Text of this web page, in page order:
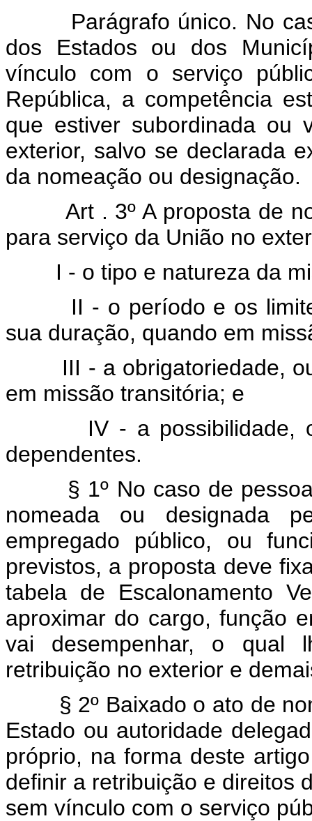
Parágrafo único. No
dos Estados ou dos
vínculo com o serviço
República, a competência
que estiver subordinada ou
exterior, salvo se declarada
da nomeação ou designação.
Art . 3º A proposta de
para serviço da União no
I - o tipo e natureza da
II - o período e os
sua duração, quando em
III - a obrigatoriedade,
em missão transitória; e
IV - a possibilidade,
dependentes.
§ 1º No caso de
nomeada ou designada
empregado público, ou
previstos, a proposta deve
tabela de Escalonamento
aproximar do cargo, função
vai desempenhar, o qual
retribuição no exterior e
§ 2º Baixado o ato de
Estado ou autoridade
próprio, na forma deste
definir a retribuição e direitos
sem vínculo com o serviço